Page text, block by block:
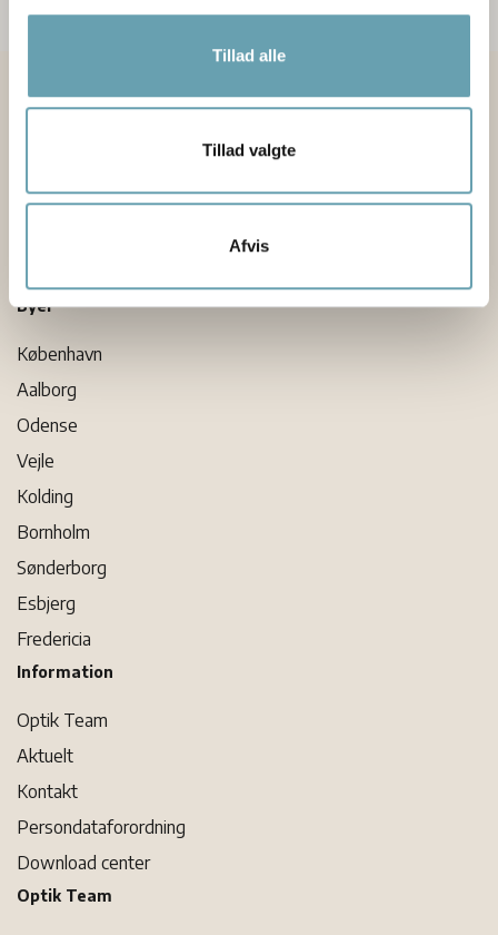
Tillad alle
Tillad valgte
Afvis
OPTIK TEAM er individuelle optiker butikker – med kædens
Danmarks største optikerkæder.
Byer
København
Aalborg
Odense
Vejle
Kolding
Bornholm
Sønderborg
Esbjerg
Fredericia
Information
Optik Team
Aktuelt
Kontakt
Persondataforordning
Download center
Optik Team